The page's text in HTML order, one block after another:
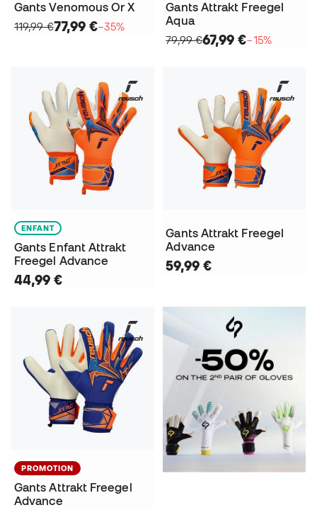
Gants Venomous Or X
119,99 €77,99 €−35%
Gants Attrakt Freegel
Aqua
79,99 €67,99 €−15%
ENFANT
Gants Enfant Attrakt
Freegel Advance
44,99 €
Gants Attrakt Freegel
Advance
59,99 €
PROMOTION
Gants Attrakt Freegel
Advance